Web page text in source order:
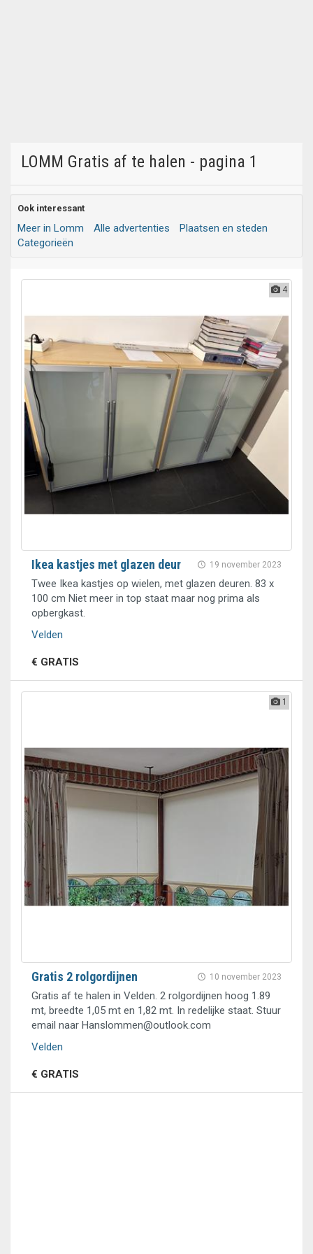
LOMM Gratis af te halen - pagina 1
Ook interessant
Meer in Lomm Alle advertenties
Plaatsen en steden
Categorieën
4
19 november 2023
Ikea kastjes met glazen deur
Twee Ikea kastjes op wielen, met glazen deuren. 83 x
100 cm Niet meer in top staat maar nog prima als
opbergkast.
Velden
€ GRATIS
1
10 november 2023
Gratis 2 rolgordijnen
Gratis af te halen in Velden. 2 rolgordijnen hoog 1.89
mt, breedte 1,05 mt en 1,82 mt. In redelijke staat. Stuur
email naar Hanslommen@outlook.com
Velden
€ GRATIS